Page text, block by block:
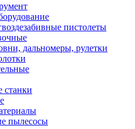
пистолеты
дальномеры, рулетки
станки
пылесосы